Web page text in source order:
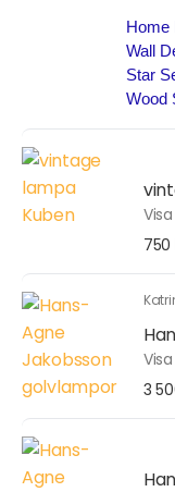
750
3